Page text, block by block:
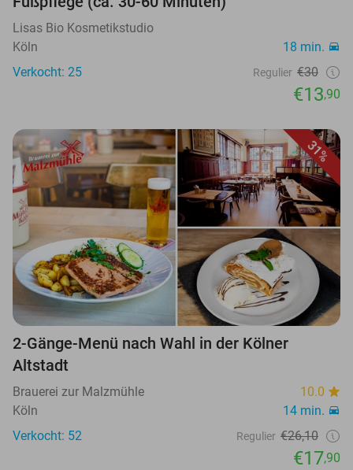
Lisas Bio Kosmetikstudio
Köln
18 min.
Verkocht: 25
Regulier €30
€13,90
31%
2-Gänge-Menü nach Wahl in der Kölner
Altstadt
Brauerei zur Malzmühle
10.0
Köln
14 min.
Verkocht: 52
Regulier €26,10
€17,90